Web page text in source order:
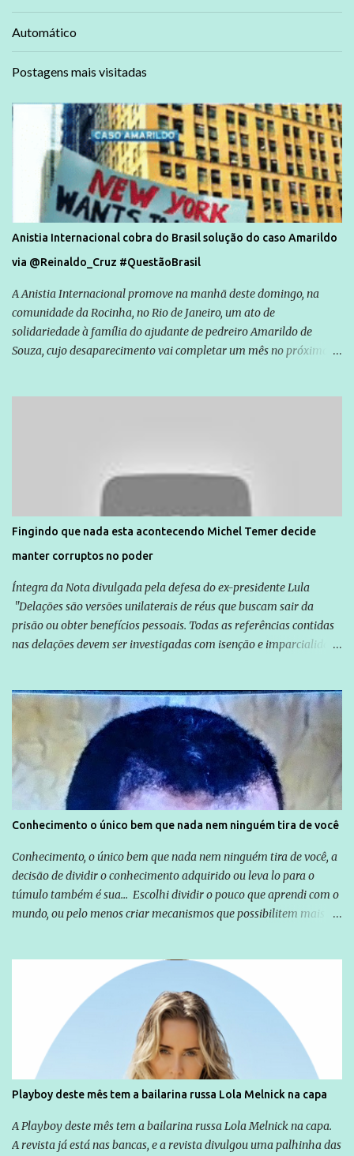
Automático
Postagens mais visitadas
Anistia Internacional cobra do Brasil solução do caso Amarildo
via @Reinaldo_Cruz #QuestãoBrasil
A Anistia Internacional promove na manhã deste domingo, na
comunidade da Rocinha, no Rio de Janeiro, um ato de
solidariedade à família do ajudante de pedreiro Amarildo de
Souza, cujo desaparecimento vai completar um mês no próximo
são vítimas de violência, estão em situação de risco ou têm seus
direitos violados. Leia mais: Anistia Internacional cobra do Brasil
solução do caso Amarildo - Terra Brasil
Fingindo que nada esta acontecendo Michel Temer decide
manter corruptos no poder
Íntegra da Nota divulgada pela defesa do ex-presidente Lula
"Delações são versões unilaterais de réus que buscam sair da
prisão ou obter benefícios pessoais. Todas as referências contidas
nas delações devem ser investigadas com isenção e imparcialidade
Globo manteve com o Grupo Odebrecht, citada na delação de
Emílio Odebrecht. Lula sempre atuou para promover o Brasil no
exterior, e não para promover determinadas empresas ou
empresários" Assina a nota o advogado Cristiano Zanin Martins
Conhecimento o único bem que nada nem ninguém tira de você
Conhecimento, o único bem que nada nem ninguém tira de você, a
decisão de dividir o conhecimento adquirido ou leva lo para o
túmulo também é sua... Escolhi dividir o pouco que aprendi com o
mundo, ou pelo menos criar mecanismos que possibilitem mais e
empreendedor da comunicação, que além de informação
cotidiana, corriqueira e cada vez mais preocupantes, do tipo que
você já esta acostumado a ver neste espaço, vou trabalhar a ideia
que possibilite distribuir não só informações, mas que gere de
forma consistente a riqueza do conhecimento... Exemplo: o
cidadão brasileiro não precisa só ser informado sobre operações
da Lava Jato, Reformas que podem retirar ou não direitos, ou
quem vai ser preso ou não; é preciso levar até as pessoas, do mais
simples ao mais burguês, o que diz a nossa Constituição, quais são
seus direitos e deveres em ...
Playboy deste mês tem a bailarina russa Lola Melnick na capa
A Playboy deste mês tem a bailarina russa Lola Melnick na capa.
A revista já está nas bancas, e a revista divulgou uma palhinha das